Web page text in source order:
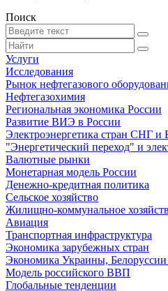
Поиск
Услуги
Исследования
Рынок нефтегазового
Нефтегазохимия
Региональная экономика России
Развитие ВИЭ в России
Электроэнергетика стран СНГ и
"Энергетический переход" и
Валютные рынки
Монетарная модель России
Денежно-кредитная политика
Сельское хозяйство
Жилищно-коммунальное
Авиация
Транспортная инфраструктура
Экономика зарубежных стран
Экономика Украины,
Модель российского ВВП
Глобальные тенденции